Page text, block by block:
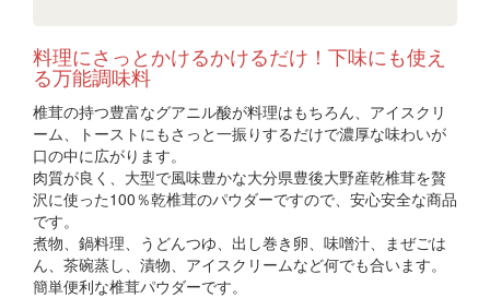
料理にさっとかけるかけるだけ！下味にも使え
る万能調味料
椎茸の持つ豊富なグアニル酸が料理はもちろん、アイスクリ
ーム、トーストにもさっと一振りするだけで濃厚な味わいが
口の中に広がります。
肉質が良く、大型で風味豊かな大分県豊後大野産乾椎茸を贅
沢に使った100％乾椎茸のパウダーですので、安心安全な商品
です。
煮物、鍋料理、うどんつゆ、出し巻き卵、味噌汁、まぜごは
ん、茶碗蒸し、漬物、アイスクリームなど何でも合います。
簡単便利な椎茸パウダーです。